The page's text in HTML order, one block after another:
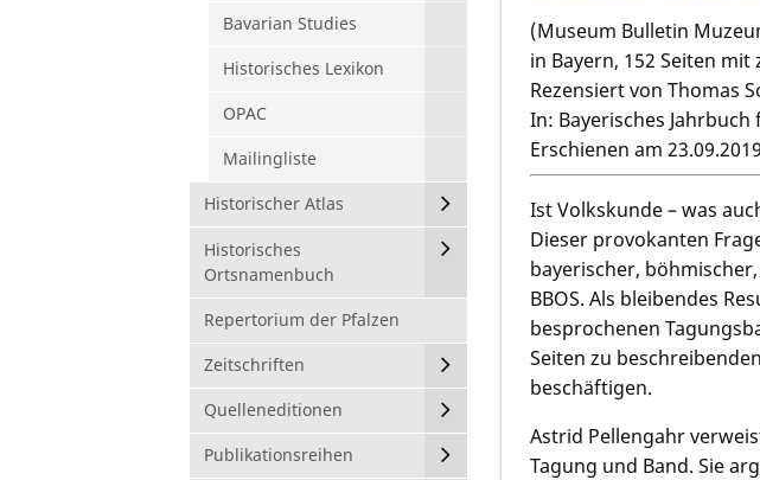
Bavarian Studies
Historisches Lexikon
OPAC
Mailingliste
Historischer Atlas
Historisches
Ortsnamenbuch
Repertorium der Pfalzen
Zeitschriften
Quelleneditionen
Publikationsreihen
(Museum Bulletin
in Bayern, 152 Seiten
Rezensiert von Thomas
In: Bayerisches
Erschienen am 23.09.2019
Ist Volkskunde – was
Dieser provokanten
bayerischer,
BBOS. Als bleibendes
besprochenen
Seiten zu
beschäftigen.
Astrid Pellengahr
Tagung und Band. Sie